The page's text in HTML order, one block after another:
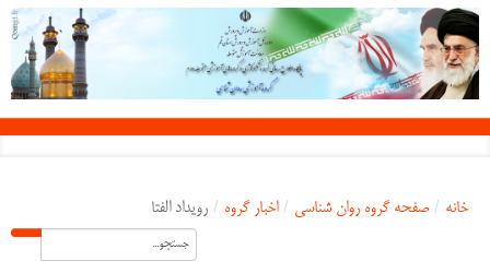
خانه / صفحه گروه روان شناسی / اخبار گروه / رویداد الفتا